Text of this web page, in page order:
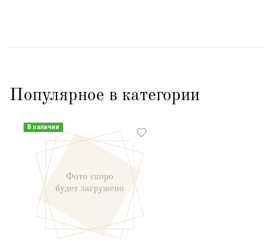
Популярное в категории
В наличии